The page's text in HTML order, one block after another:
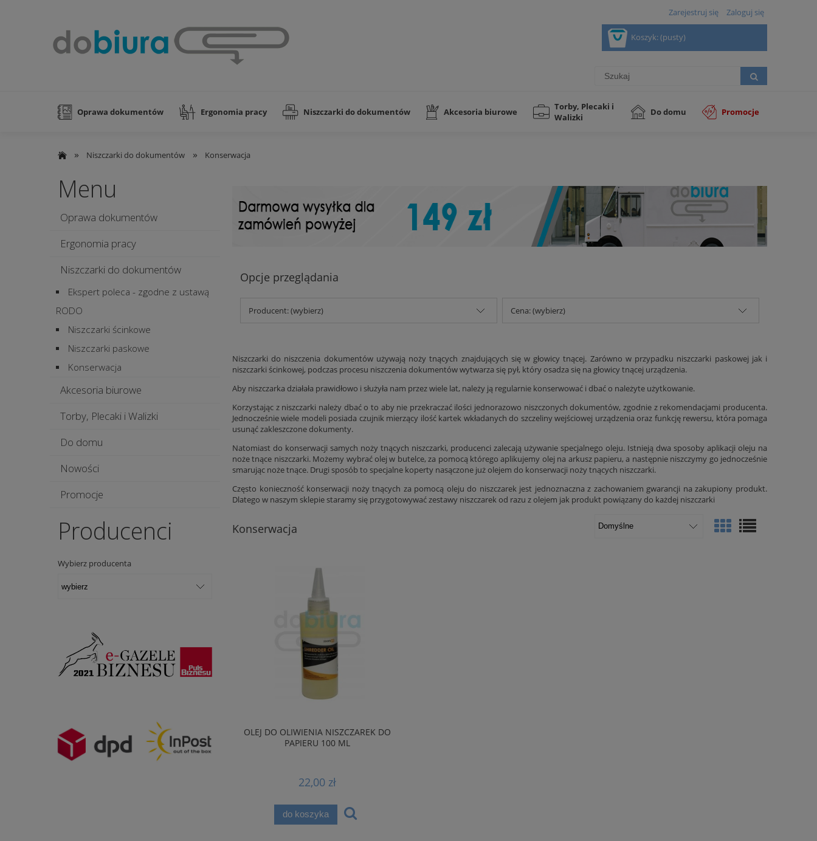
Zarejestruj się Zaloguj się
Koszyk:(pusty)
Oprawa dokumentów Ergonomia pracy Niszczarki do dokumentów Akcesoria biurowe
Torby, Plecaki i
Walizki
Do domu Promocje
Nowości
» Niszczarki do dokumentów » Konserwacja
Menu
Oprawa dokumentów
Ergonomia pracy
Niszczarki do dokumentów
Ekspert poleca - zgodne z ustawą
RODO
Niszczarki ścinkowe
Niszczarki paskowe
Konserwacja
Akcesoria biurowe
Torby, Plecaki i Walizki
Do domu
Nowości
Promocje
Producenci
Wybierz producenta
Opcje przeglądania
Producent: (wybierz) Cena: (wybierz)
Niszczarki do niszczenia dokumentów używają noży tnących znajdujących się w głowicy tnącej. Zarówno w przypadku niszczarki paskowej jak i
niszczarki ścinkowej, podczas procesu niszczenia dokumentów wytwarza się pył, który osadza się na głowicy tnącej urządzenia.
Aby niszczarka działała prawidłowo i służyła nam przez wiele lat, należy ją regularnie konserwować i dbać o należyte użytkowanie.
Korzystając z niszczarki należy dbać o to aby nie przekraczać ilości jednorazowo niszczonych dokumentów, zgodnie z rekomendacjami producenta.
Jednocześnie wiele modeli posiada czujnik mierzący ilość kartek wkładanych do szczeliny wejściowej urządzenia oraz funkcję rewersu, która pomaga
usunąć zakleszczone dokumenty.
Natomiast do konserwacji samych noży tnących niszczarki, producenci zalecają używanie specjalnego oleju. Istnieją dwa sposoby aplikacji oleju na
noże tnące niszczarki. Możemy wybrać olej w butelce, za pomocą którego aplikujemy olej na arkusz papieru, a następnie niszczymy go jednocześnie
smarując noże tnące. Drugi sposób to specjalne koperty nasączone już olejem do konserwacji noży tnących niszczarki.
Często konieczność konserwacji noży tnących za pomocą oleju do niszczarek jest jednoznaczna z zachowaniem gwarancji na zakupiony produkt.
Dlatego w naszym sklepie staramy się przygotowywać zestawy niszczarek od razu z olejem jak produkt powiązany do każdej niszczarki
Konserwacja
OLEJ DO OLIWIENIA NISZCZAREK DO
PAPIERU 100 ML
22,00 zł
do koszyka